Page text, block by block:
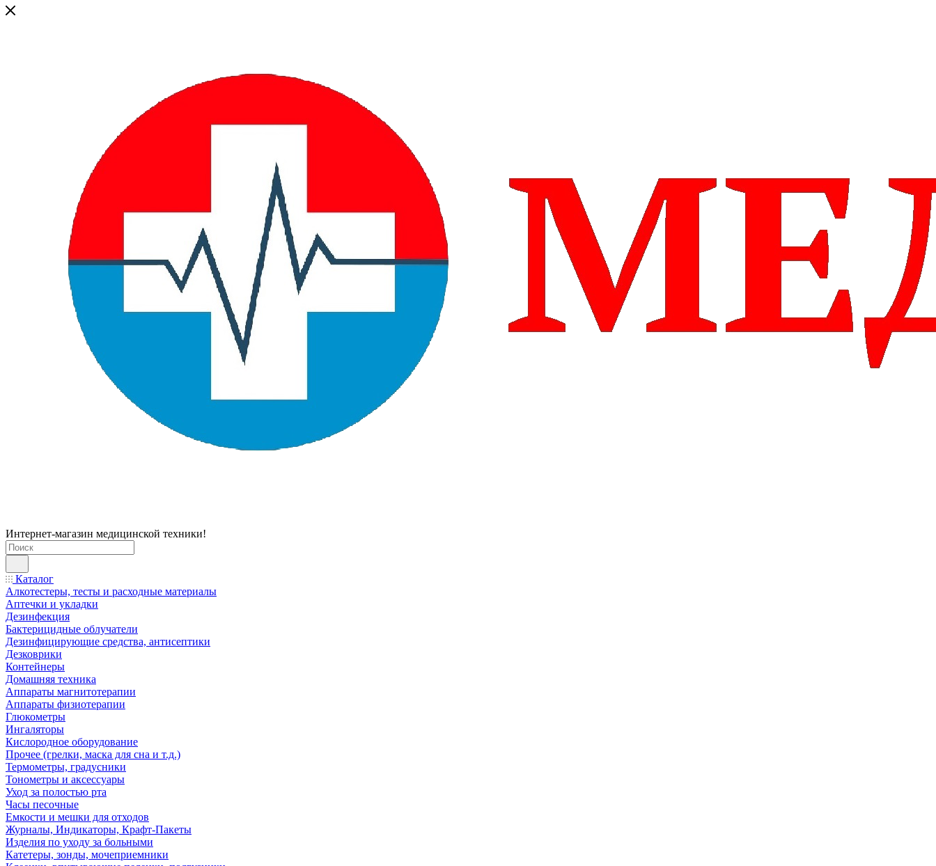
Интернет-магазин медицинской техники!
Каталог
Алкотестеры, тесты и расходные материалы
Аптечки и укладки
Дезинфекция
Бактерицидные облучатели
Дезинфицирующие средства, антисептики
Дезковрики
Контейнеры
Домашняя техника
Аппараты магнитотерапии
Аппараты физиотерапии
Глюкометры
Ингаляторы
Кислородное оборудование
Прочее (грелки, маска для сна и т.д.)
Термометры, градусники
Тонометры и аксессуары
Уход за полостью рта
Часы песочные
Емкости и мешки для отходов
Журналы, Индикаторы, Крафт-Пакеты
Изделия по уходу за больными
Катетеры, зонды, мочеприемники